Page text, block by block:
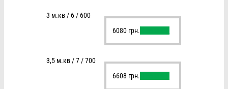
3 м.кв / 6 / 600
6080 грн.
3,5 м.кв / 7 / 700
6608 грн.